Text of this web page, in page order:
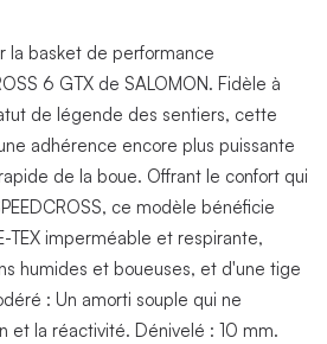
la basket de performance
6 GTX de SALOMON. Fidèle à
de légende des sentiers, cette
adhérence encore plus puissante
de la boue. Offrant le confort qui
ce modèle bénéficie
TEX imperméable et respirante,
humides et boueuses, et d'une tige
: Un amorti souple qui ne
et la réactivité. Dénivelé : 10 mm.